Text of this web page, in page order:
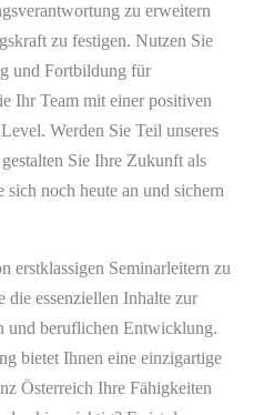
zu erweitern
zu festigen. Nutzen Sie
und Fortbildung für
Ihr Team mit einer positiven
Werden Sie Teil unseres
Sie Ihre Zukunft als
noch heute an und sichern
erstklassigen Seminarleitern zu
die essenziellen Inhalte zur
und beruflichen Entwicklung.
bietet Ihnen eine einzigartige
Österreich Ihre Fähigkeiten